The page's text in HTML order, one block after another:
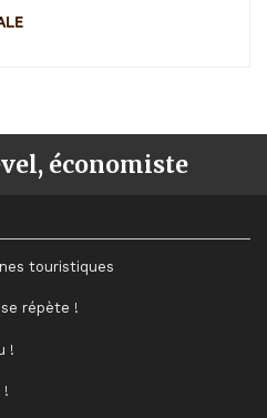
économiste
touristiques
se répète !
!
!